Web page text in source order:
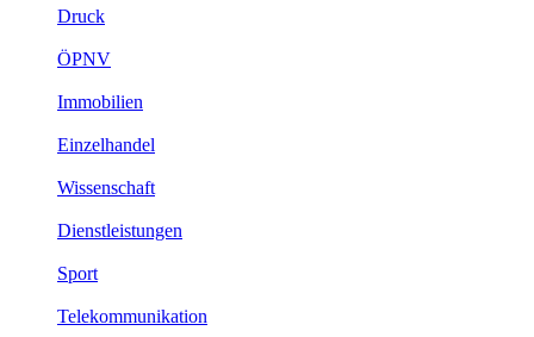
Druck
ÖPNV
Immobilien
Einzelhandel
Wissenschaft
Dienstleistungen
Sport
Telekommunikation